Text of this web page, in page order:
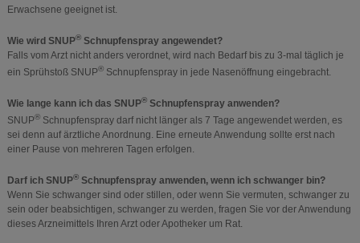
Erwachsene geeignet ist.
Wie wird SNUP®Schnupfenspray angewendet?
Falls vom Arzt nicht anders verordnet, wird nach Bedarf bis zu 3-mal täglich je
ein Sprühstoß SNUP®Schnupfenspray in jede Nasenöffnung eingebracht.
Wie lange kann ich das SNUP®Schnupfenspray anwenden?
SNUP®Schnupfenspray darf nicht länger als 7 Tage angewendet werden, es
sei denn auf ärztliche Anordnung. Eine erneute Anwendung sollte erst nach
einer Pause von mehreren Tagen erfolgen.
Darf ich SNUP®Schnupfenspray anwenden, wenn ich schwanger bin?
Wenn Sie schwanger sind oder stillen, oder wenn Sie vermuten, schwanger zu
sein oder beabsichtigen, schwanger zu werden, fragen Sie vor der Anwendung
dieses Arzneimittels Ihren Arzt oder Apotheker um Rat.